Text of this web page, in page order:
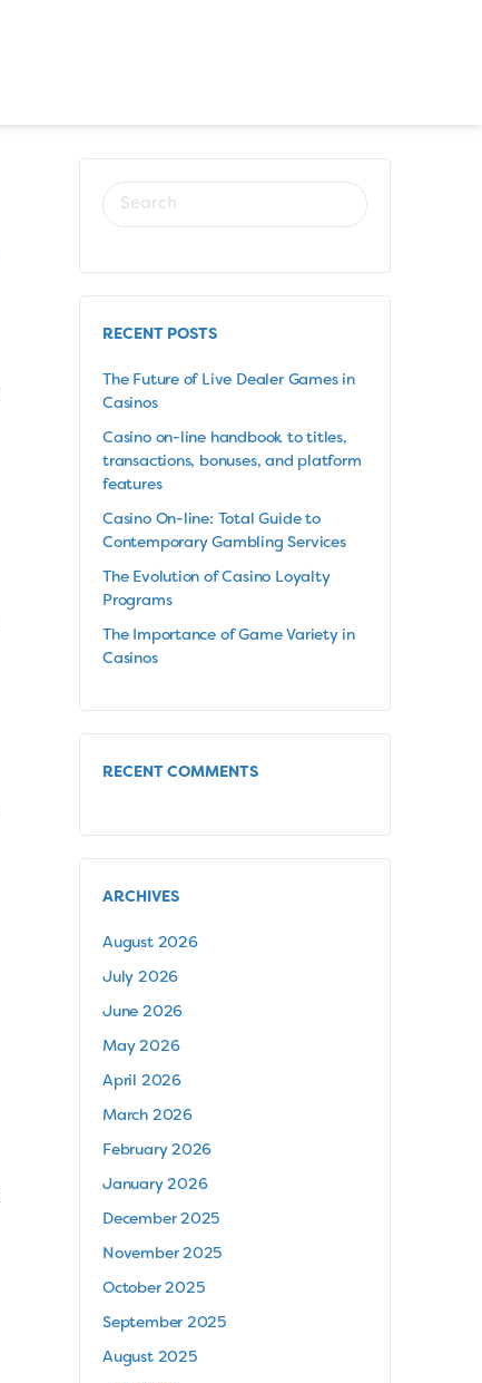
RECENT POSTS
The Future of Live Dealer Games in
Casinos
Casino on-line handbook to titles,
transactions, bonuses, and platform
features
Casino On-line: Total Guide to
Contemporary Gambling Services
The Evolution of Casino Loyalty
Programs
The Importance of Game Variety in
Casinos
RECENT COMMENTS
ARCHIVES
August 2026
July 2026
June 2026
May 2026
April 2026
March 2026
February 2026
January 2026
December 2025
November 2025
October 2025
September 2025
August 2025